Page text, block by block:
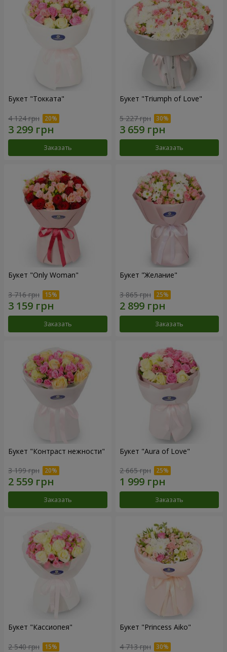
Букет "Токката"
4 124 грн
Заказать
Букет "Triumph of Love"
5 227 грн
Заказать
Букет "Only Woman"
3 716 грн
Заказать
Букет "Желание"
3 865 грн
Заказать
Букет "Контраст нежности"
3 199 грн
Заказать
Букет "Aura of Love"
2 665 грн
Заказать
Букет "Кассиопея"
2 540 грн
Букет "Princess Aiko"
4 713 грн